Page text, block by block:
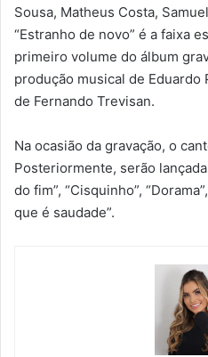
Sousa, Matheus Costa,
“Estranho de novo” é a faixa
primeiro volume do álbum
produção musical de Eduardo
de Fernando Trevisan.
Na ocasião da gravação, o
Posteriormente, serão
do fim”, “Cisquinho”,
que é saudade”.